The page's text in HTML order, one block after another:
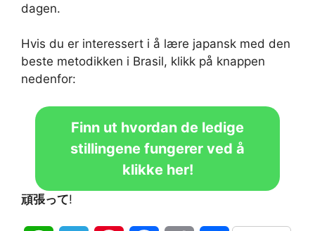
dagen.
Hvis du er interessert i å lære japansk med den
beste metodikken i Brasil, klikk på knappen
nedenfor:
Finn ut hvordan de ledige
stillingene fungerer ved å
klikke her!
頑張って!